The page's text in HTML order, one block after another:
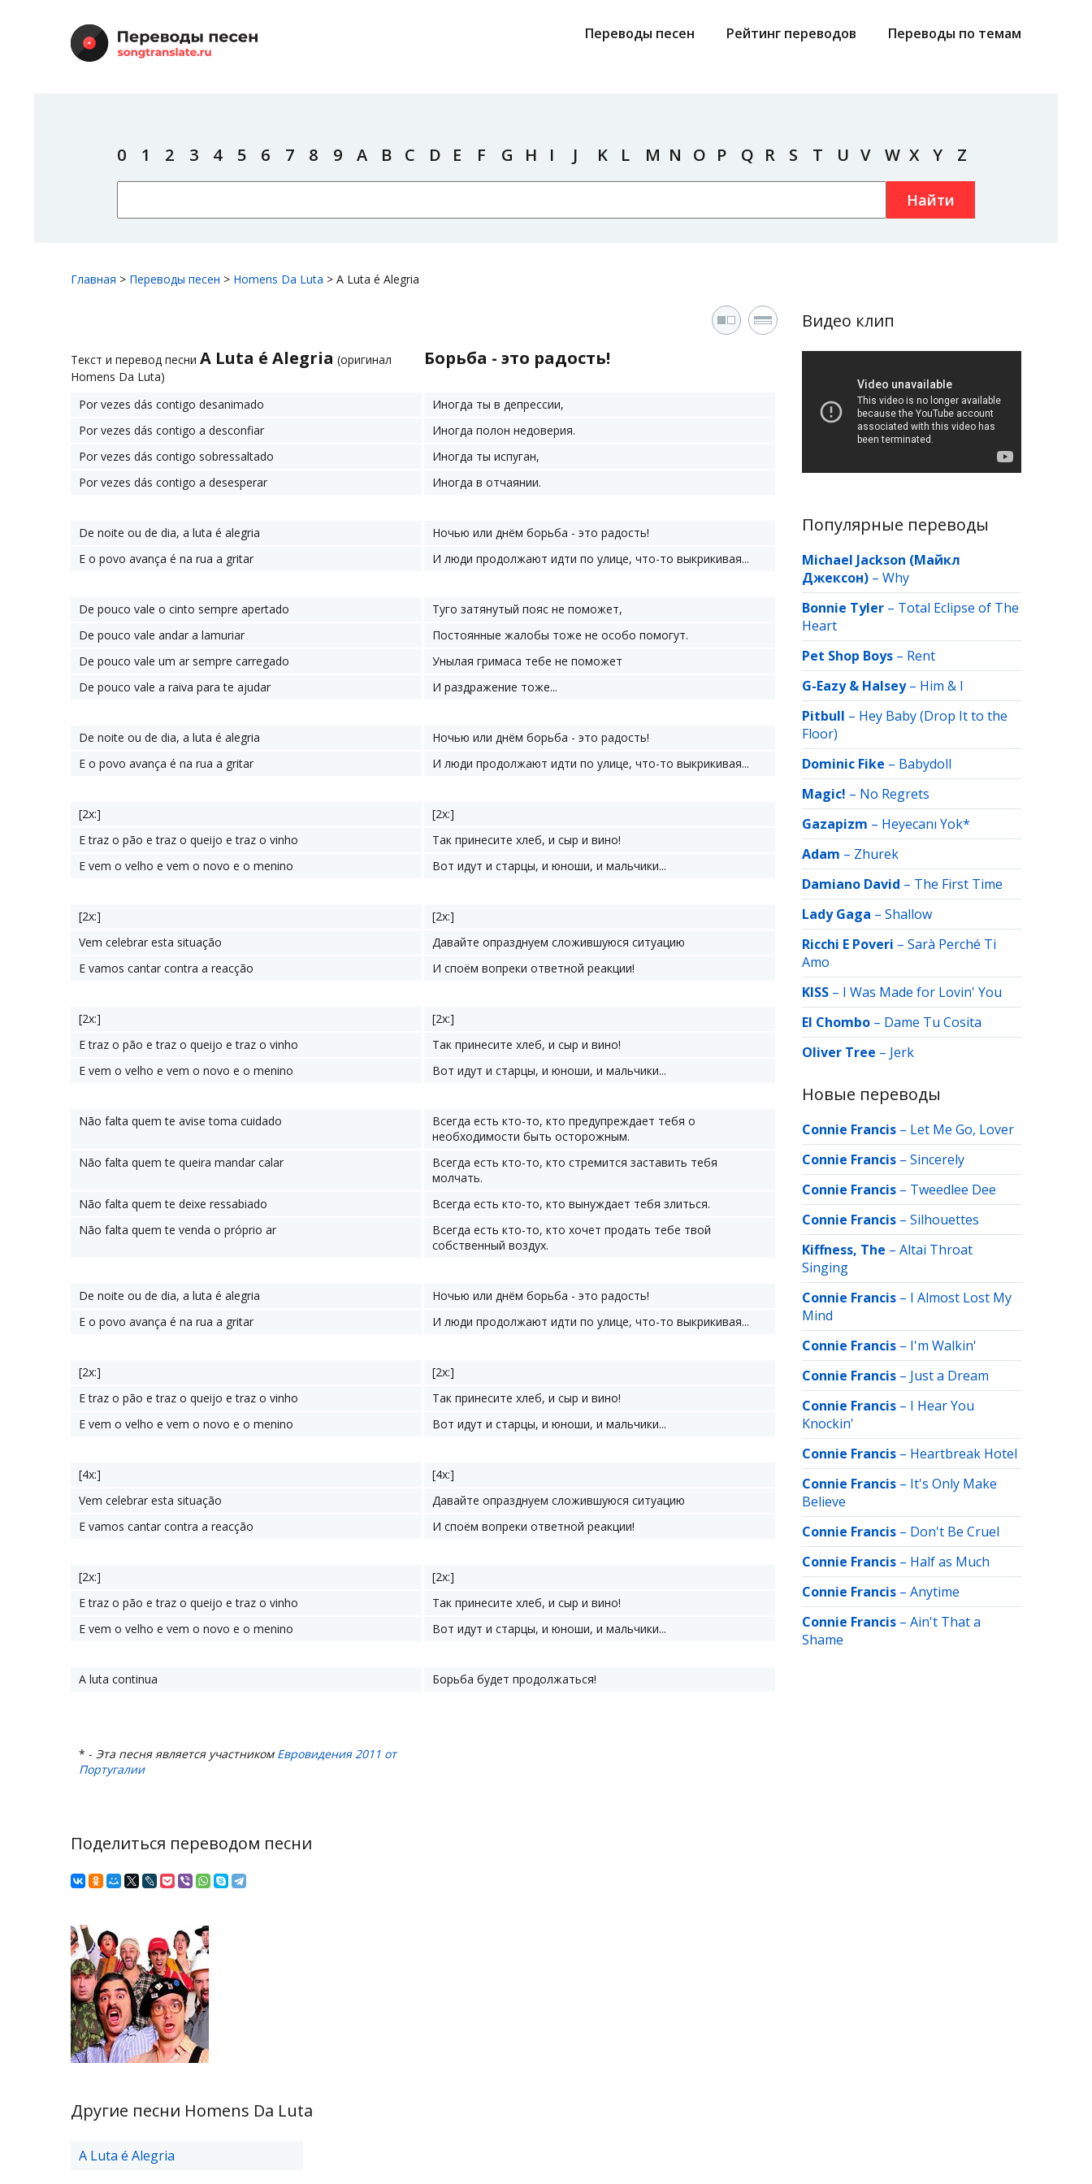
Переводы песен Рейтинг переводов Переводы по темам
0 1 2 3 4 5 6 7 8 9 A B C D E F G H I J K L M N O P Q R S T U V W X Y Z
Найти
Главная > Переводы песен > Homens Da Luta > A Luta é Alegria
Текст и перевод песни A Luta é Alegria (оригинал
Homens Da Luta)
Борьба - это радость!
Por vezes dás contigo desanimado
Иногда ты в депрессии,
Por vezes dás contigo a desconfiar
Иногда полон недоверия.
Por vezes dás contigo sobressaltado
Иногда ты испуган,
Por vezes dás contigo a desesperar
Иногда в отчаянии.
De noite ou de dia, a luta é alegria
Ночью или днём борьба - это радость!
E o povo avança é na rua a gritar
И люди продолжают идти по улице, что-то выкрикивая...
De pouco vale o cinto sempre apertado
Туго затянутый пояс не поможет,
De pouco vale andar a lamuriar
Постоянные жалобы тоже не особо помогут.
De pouco vale um ar sempre carregado
Унылая гримаса тебе не поможет
De pouco vale a raiva para te ajudar
И раздражение тоже...
De noite ou de dia, a luta é alegria
Ночью или днём борьба - это радость!
E o povo avança é na rua a gritar
И люди продолжают идти по улице, что-то выкрикивая...
[2x:]
[2x:]
E traz o pão e traz o queijo e traz o vinho
Так принесите хлеб, и сыр и вино!
E vem o velho e vem o novo e o menino
Вот идут и старцы, и юноши, и мальчики...
[2x:]
[2x:]
Vem celebrar esta situação
Давайте опразднуем сложившуюся ситуацию
E vamos cantar contra a reacção
И споём вопреки ответной реакции!
[2x:]
[2x:]
E traz o pão e traz o queijo e traz o vinho
Так принесите хлеб, и сыр и вино!
E vem o velho e vem o novo e o menino
Вот идут и старцы, и юноши, и мальчики...
Não falta quem te avise toma cuidado
Всегда есть кто-то, кто предупреждает тебя о
необходимости быть осторожным.
Não falta quem te queira mandar calar
Всегда есть кто-то, кто стремится заставить тебя
молчать.
Não falta quem te deixe ressabiado
Всегда есть кто-то, кто вынуждает тебя злиться.
Não falta quem te venda o próprio ar
Всегда есть кто-то, кто хочет продать тебе твой
собственный воздух.
De noite ou de dia, a luta é alegria
Ночью или днём борьба - это радость!
E o povo avança é na rua a gritar
И люди продолжают идти по улице, что-то выкрикивая...
[2x:]
[2x:]
E traz o pão e traz o queijo e traz o vinho
Так принесите хлеб, и сыр и вино!
E vem o velho e vem o novo e o menino
Вот идут и старцы, и юноши, и мальчики...
[4x:]
[4x:]
Vem celebrar esta situação
Давайте опразднуем сложившуюся ситуацию
E vamos cantar contra a reacção
И споём вопреки ответной реакции!
[2x:]
[2x:]
E traz o pão e traz o queijo e traz o vinho
Так принесите хлеб, и сыр и вино!
E vem o velho e vem o novo e o menino
Вот идут и старцы, и юноши, и мальчики...
A luta continua Борьба будет продолжаться!
* - Эта песня является участником Евровидения 2011 от
Португалии
Поделиться переводом песни
Другие песни Homens Da Luta
A Luta é Alegria
Видео клип
Популярные переводы
Michael Jackson (Майкл
Джексон) – Why
Bonnie Tyler – Total Eclipse of The
Heart
Pet Shop Boys – Rent
G-Eazy & Halsey– Him & I
Pitbull – Hey Baby (Drop It to the
Floor)
Dominic Fike – Babydoll
Magic! – No Regrets
Gazapizm – Heyecanı Yok*
Adam – Zhurek
Damiano David – The First Time
Lady Gaga – Shallow
Ricchi E Poveri – Sarà Perché Ti
Amo
KISS – I Was Made for Lovin' You
El Chombo – Dame Tu Cosita
Oliver Tree – Jerk
Новые переводы
Connie Francis – Let Me Go, Lover
Connie Francis – Sincerely
Connie Francis – Tweedlee Dee
Connie Francis – Silhouettes
Kiffness, The – Altai Throat
Singing
Connie Francis – I Almost Lost My
Mind
Connie Francis – I'm Walkin'
Connie Francis – Just a Dream
Connie Francis – I Hear You
Knockin'
Connie Francis – Heartbreak Hotel
Connie Francis – It's Only Make
Believe
Connie Francis – Don't Be Cruel
Connie Francis – Half as Much
Connie Francis – Anytime
Connie Francis – Ain't That a
Shame